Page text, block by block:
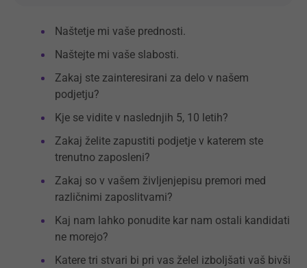
Naštetje mi vaše prednosti.
Naštejte mi vaše slabosti.
Zakaj ste zainteresirani za delo v našem
podjetju?
Kje se vidite v naslednjih 5, 10 letih?
Zakaj želite zapustiti podjetje v katerem ste
trenutno zaposleni?
Zakaj so v vašem življenjepisu premori med
različnimi zaposlitvami?
Kaj nam lahko ponudite kar nam ostali kandidati
ne morejo?
Katere tri stvari bi pri vas želel izboljšati vaš bivši